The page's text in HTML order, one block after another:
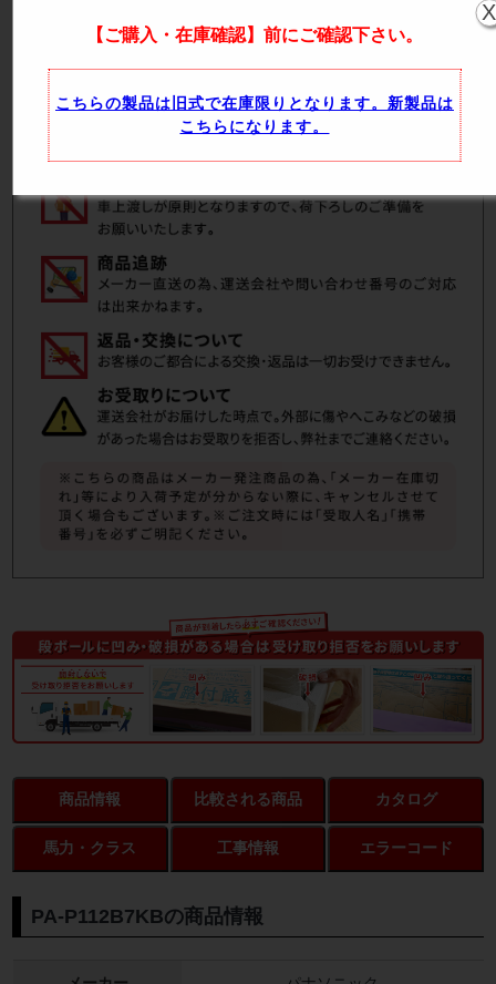
商品情報 比較される商品 カタログ
馬力・クラス 工事情報 エラーコード
PA-P112B7KBの商品情報
【ご購入・在庫確認】前にご確認下さい。
こちらの製品は旧式で在庫限りとなります。新製品は
こちらになります。
X